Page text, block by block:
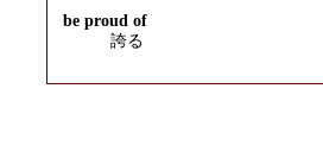
be proud of
誇る